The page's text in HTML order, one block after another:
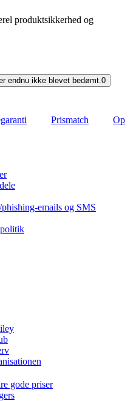
produktsikkerhed og
endnu ikke blevet bedømt.0
Prismatch
Op
emails og SMS
gode priser